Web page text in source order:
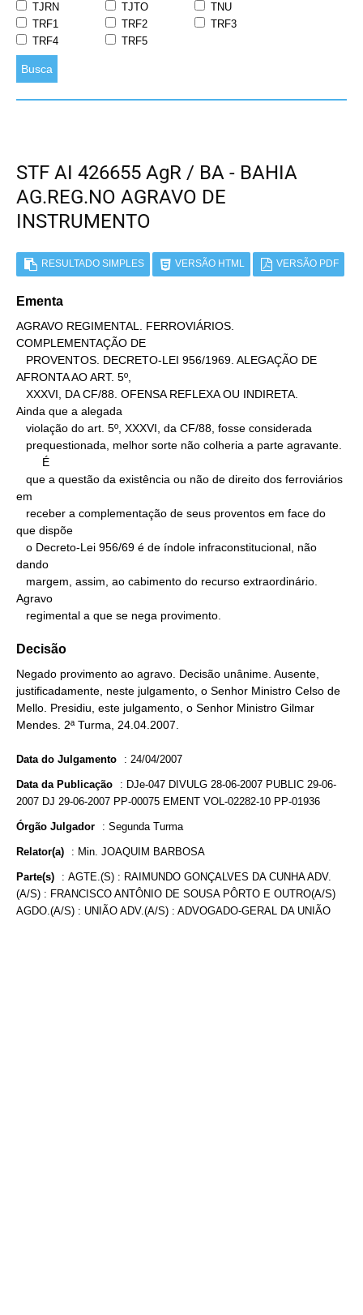
TJRN
TJTO
TNU
TRF1
TRF2
TRF3
TRF4
TRF5
Busca
STF AI 426655 AgR / BA - BAHIA
AG.REG.NO AGRAVO DE
INSTRUMENTO
RESULTADO SIMPLES VERSÃO HTML VERSÃO PDF
Ementa
AGRAVO REGIMENTAL. FERROVIÁRIOS.
COMPLEMENTAÇÃO DE
AFRONTA AO ART. 5º,
Ainda que a alegada
em
que dispõe
dando
Agravo
   regimental a que se nega provimento.
Decisão
Negado provimento ao agravo. Decisão unânime. Ausente,
justificadamente, neste julgamento, o Senhor Ministro Celso de
Mello. Presidiu, este julgamento, o Senhor Ministro Gilmar
Mendes. 2ª Turma, 24.04.2007.
Data do Julgamento : 24/04/2007
Data da Publicação : DJe-047 DIVULG 28-06-2007 PUBLIC 29-06-
2007 DJ 29-06-2007 PP-00075 EMENT VOL-02282-10 PP-01936
Órgão Julgador : Segunda Turma
Relator(a) : Min. JOAQUIM BARBOSA
Parte(s) : AGTE.(S) : RAIMUNDO GONÇALVES DA CUNHA ADV.
(A/S) : FRANCISCO ANTÔNIO DE SOUSA PÔRTO E OUTRO(A/S)
AGDO.(A/S) : UNIÃO ADV.(A/S) : ADVOGADO-GERAL DA UNIÃO